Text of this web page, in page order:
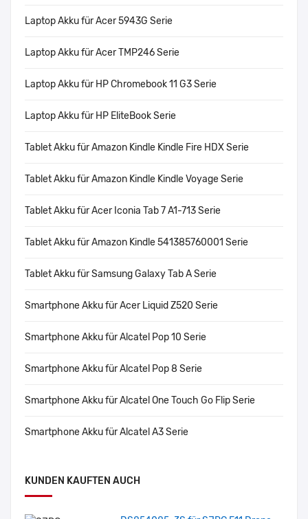
Laptop Akku für Acer 5943G Serie
Laptop Akku für Acer TMP246 Serie
Laptop Akku für HP Chromebook 11 G3 Serie
Laptop Akku für HP EliteBook Serie
Tablet Akku für Amazon Kindle Kindle Fire HDX Serie
Tablet Akku für Amazon Kindle Kindle Voyage Serie
Tablet Akku für Acer Iconia Tab 7 A1-713 Serie
Tablet Akku für Amazon Kindle 541385760001 Serie
Tablet Akku für Samsung Galaxy Tab A Serie
Smartphone Akku für Acer Liquid Z520 Serie
Smartphone Akku für Alcatel Pop 10 Serie
Smartphone Akku für Alcatel Pop 8 Serie
Smartphone Akku für Alcatel One Touch Go Flip Serie
Smartphone Akku für Alcatel A3 Serie
KUNDEN KAUFTEN AUCH